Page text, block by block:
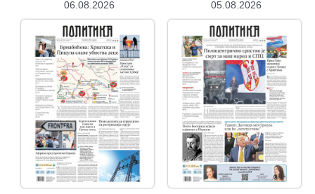
06.08.2026
05.08.2026